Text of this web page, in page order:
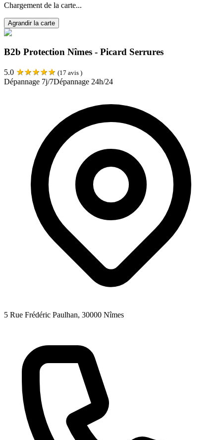
Chargement de la carte...
Agrandir la carte
B2b Protection Nîmes - Picard Serrures
5.0 ★★★★★ (17 avis )
Dépannage 7j/7Dépannage 24h/24
5 Rue Frédéric Paulhan, 30000 Nîmes